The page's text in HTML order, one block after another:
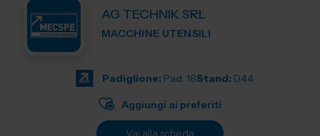
AG TECHNIK SRL
MACCHINE UTENSILI
Padiglione: Pad. 16Stand: D44
Aggiungi ai preferiti
Vai alla scheda